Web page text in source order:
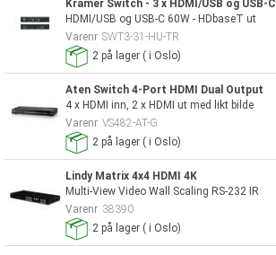
Kramer Switch - 3 x HDMI/USB og USB-C
HDMI/USB og USB-C 60W - HDbaseT ut
Varenr SWT3-31-HU-TR
2 på lager ( i Oslo)
Aten Switch 4-Port HDMI Dual Output
4 x HDMI inn, 2 x HDMI ut med likt bilde
Varenr VS482-AT-G
2 på lager ( i Oslo)
Lindy Matrix 4x4 HDMI 4K
Multi-View Video Wall Scaling RS-232 IR
Varenr 38390
2 på lager ( i Oslo)